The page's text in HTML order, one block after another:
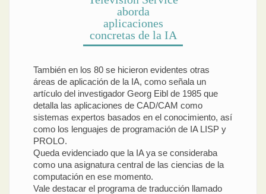
aborda
aplicaciones
concretas de la IA
También en los 80 se hicieron evidentes otras
áreas de aplicación de la IA, como señala un
artículo del investigador Georg Eibl de 1985 que
detalla las aplicaciones de CAD/CAM como
sistemas expertos basados en el conocimiento, así
como los lenguajes de programación de IA LISP y
PROLO.
Queda evidenciado que la IA ya se consideraba
como una asignatura central de las ciencias de la
computación en ese momento.
Vale destacar el programa de traducción llamado